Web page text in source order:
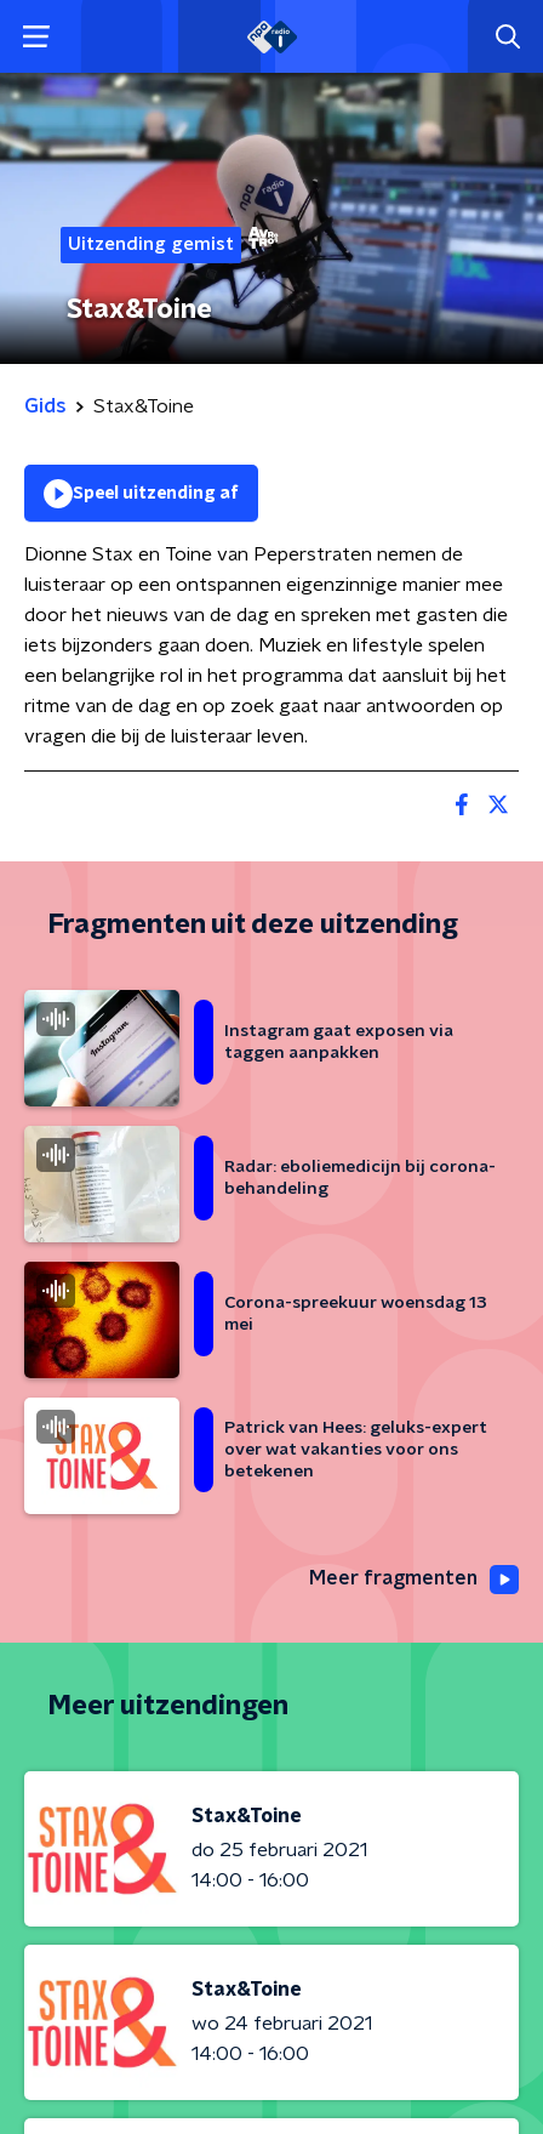
Uitzending gemist
Stax&Toine
Gids Stax&Toine
Speel uitzending af
Dionne Stax en Toine van Peperstraten nemen de
luisteraar op een ontspannen eigenzinnige manier mee
door het nieuws van de dag en spreken met gasten die
iets bijzonders gaan doen. Muziek en lifestyle spelen
een belangrijke rol in het programma dat aansluit bij het
ritme van de dag en op zoek gaat naar antwoorden op
vragen die bij de luisteraar leven.
Fragmenten uit deze uitzending
Instagram gaat exposen via
taggen aanpakken
Radar: eboliemedicijn bij corona-
behandeling
Corona-spreekuur woensdag 13
mei
Patrick van Hees: geluks-expert
over wat vakanties voor ons
betekenen
Meer fragmenten
Meer uitzendingen
Stax&Toine
do 25 februari 2021
14:00 - 16:00
Stax&Toine
wo 24 februari 2021
14:00 - 16:00